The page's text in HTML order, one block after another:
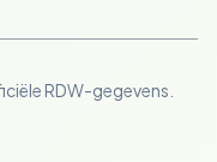
RDW-gegevens.